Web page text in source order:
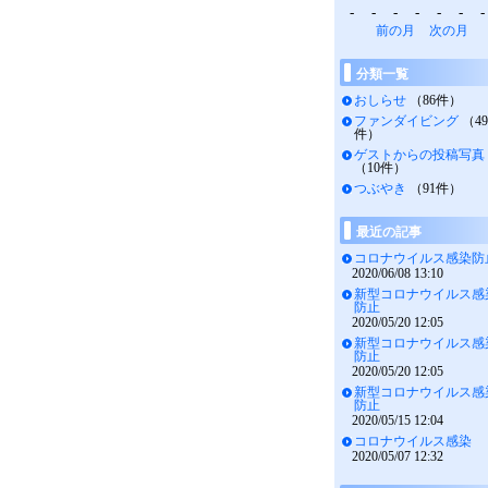
-
- - - - - -
前の月 次の月
分類一覧
おしらせ （86件）
ファンダイビング （
件）
ゲストからの投稿写真
（10件）
つぶやき
（91件）
最近の記事
コロナウイルス感染防
2020/06/08 13:10
新型コロナウイルス感
防止
2020/05/20 12:05
新型コロナウイルス感
防止
2020/05/20 12:05
新型コロナウイルス感
防止
2020/05/15 12:04
コロナウイルス感染
2020/05/07 12:32